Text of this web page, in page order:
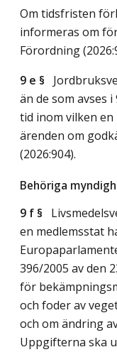
Om tidsfristen
informeras om
Förordning
9 e §
än de som avses
tid inom vilken
ärenden om
(2026:904).
Behöriga
9 f §
en medlemsstat
396/2005 av den
för
och foder av
och om ändring
Uppgifterna ska